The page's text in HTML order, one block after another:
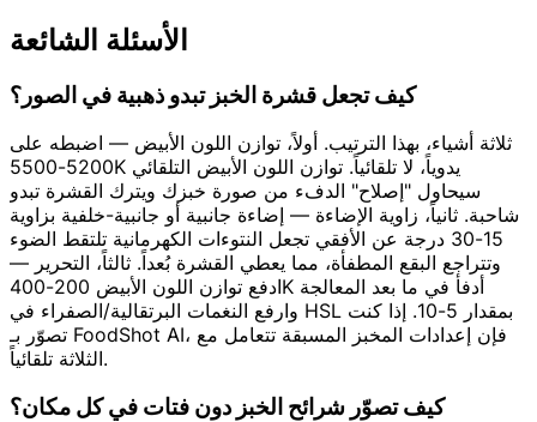
الأسئلة الشائعة
كيف تجعل قشرة الخبز تبدو ذهبية في الصور؟
ثلاثة أشياء، بهذا الترتيب. أولاً، توازن اللون الأبيض — اضبطه على
5200-5500K يدوياً، لا تلقائياً. توازن اللون الأبيض التلقائي
سيحاول "إصلاح" الدفء من صورة خبزك ويترك القشرة تبدو
شاحبة. ثانياً، زاوية الإضاءة — إضاءة جانبية أو جانبية-خلفية بزاوية
15-30 درجة عن الأفقي تجعل النتوءات الكهرمانية تلتقط الضوء
وتتراجع البقع المطفأة، مما يعطي القشرة بُعداً. ثالثاً، التحرير —
ادفع توازن اللون الأبيض 200-400K أدفأ في ما بعد المعالجة
وارفع النغمات البرتقالية/الصفراء في HSL بمقدار 5-10. إذا كنت
تصوّر بـ FoodShot AI، فإن إعدادات المخبز المسبقة تتعامل مع
الثلاثة تلقائياً.
كيف تصوّر شرائح الخبز دون فتات في كل مكان؟